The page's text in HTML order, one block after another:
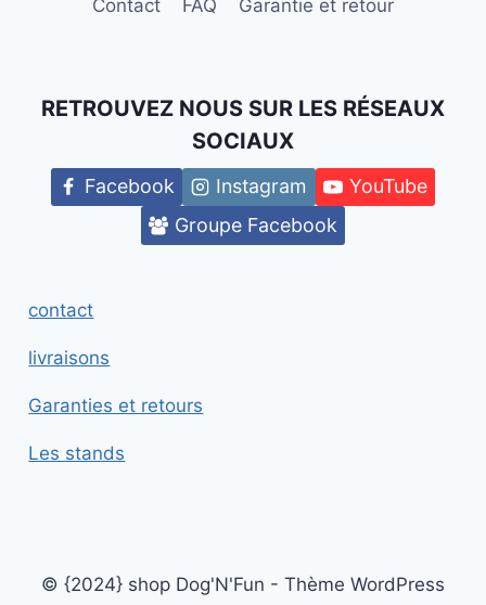
Contact
FAQ Garantie et retour
RETROUVEZ NOUS SUR LES RÉSEAUX
SOCIAUX
Facebook Instagram
YouTube
Groupe Facebook
contact
livraisons
Garanties et retours
Les stands
© {2024} shop Dog'N'Fun - Thème WordPress